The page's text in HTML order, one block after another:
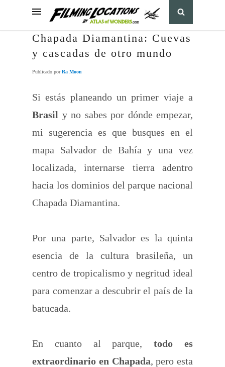
Chapada Diamantina: Cuevas
y cascadas de otro mundo
Publicado porRa Moon
Si estás planeando un primer viaje a
Brasil y no sabes por dónde empezar,
mi sugerencia es que busques en el
mapa Salvador de Bahía y una vez
localizada, internarse tierra adentro
hacia los dominios del parque nacional
Chapada Diamantina.
Por una parte, Salvador es la quinta
esencia de la cultura brasileña, un
centro de tropicalismo y negritud ideal
para comenzar a descubrir el país de la
batucada.
En cuanto al parque,todo es
extraordinario en Chapada, pero esta